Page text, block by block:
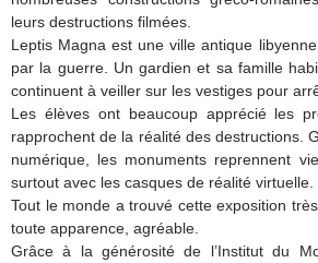
leurs destructions filmées.
Leptis Magna est une ville antique
par la guerre. Un gardien et sa famille
continuent à veiller sur les vestiges pour
Les élèves ont beaucoup apprécié les
rapprochent de la réalité des destructions.
numérique, les monuments reprennent
surtout avec les casques de réalité virtuelle.
Tout le monde a trouvé cette exposition
toute apparence, agréable.
Grâce à la générosité de l’Institut du